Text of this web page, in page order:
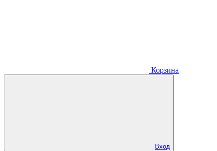
Корзина
Вход